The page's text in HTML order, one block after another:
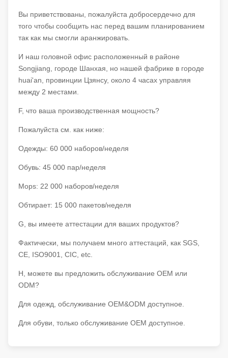
Вы приветствованы, пожалуйста добросердечно для
того чтобы сообщить нас перед вашим планированием
так как мы смогли аранжировать.
И наш головной офис расположенный в районе
Songjiang, городе Шанхая, но нашей фабрике в городе
huai'an, провинции Цзянсу, около 4 часах управляя
между 2 местами.
F, что ваша производственная мощность?
Пожалуйста см. как ниже:
Одежды: 60 000 наборов/неделя
Обувь: 45 000 пар/неделя
Mops: 22 000 наборов/неделя
Обтирает: 15 000 пакетов/неделя
G, вы имеете аттестации для ваших продуктов?
Фактически, мы получаем много аттестаций, как SGS,
CE, ISO9001, CIC, etc.
H, можете вы предложить обслуживание OEM или
ODM?
Для одежд, обслуживание OEM&ODM доступное.
Для обуви, только обслуживание OEM доступное.